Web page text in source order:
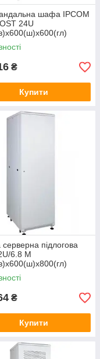
шафа IPCOM
24U
₴
Купити
підлогова
6.8 М
₴
Купити